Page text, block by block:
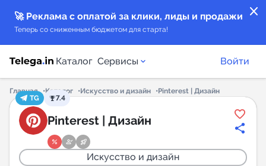
close
🚀 Реклама с оплатой за клики, лиды и продажи
Теперь со сниженным бюджетом для старта!
Каталог Сервисы
Каталог каналов
Каталог ботов
Войти
Главная Каталог Искусство и дизайн
Pinterest | Дизайн
TG
7.4
Pinterest | Дизайн
Искусство и дизайн